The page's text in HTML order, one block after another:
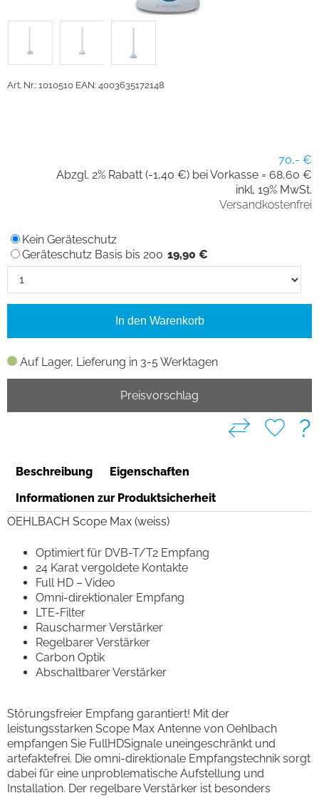
Art. Nr.: 1010510 EAN: 4003635172148
70,- €
Abzgl. 2% Rabatt (-1,40 €) bei Vorkasse = 68,60 €
inkl. 19% MwSt.
Versandkostenfrei
Auf Lager, Lieferung in 3-5 Werktagen
Kein Geräteschutz
Geräteschutz Basis bis 200 19,90 €
In den Warenkorb
Preisvorschlag
?
Beschreibung
Eigenschaften
Informationen zur Produktsicherheit
OEHLBACH Scope Max (weiss)
Optimiert für DVB-T/T2 Empfang
24 Karat vergoldete Kontakte
Full HD – Video
Omni-direktionaler Empfang
LTE-Filter
Rauscharmer Verstärker
Regelbarer Verstärker
Carbon Optik
Abschaltbarer Verstärker
Störungsfreier Empfang garantiert! Mit der
leistungsstarken Scope Max Antenne von Oehlbach
empfangen Sie FullHDSignale uneingeschränkt und
artefaktefrei. Die omni-direktionale Empfangstechnik sorgt
dabei für eine unproblematische Aufstellung und
Installation. Der regelbare Verstärker ist besonders